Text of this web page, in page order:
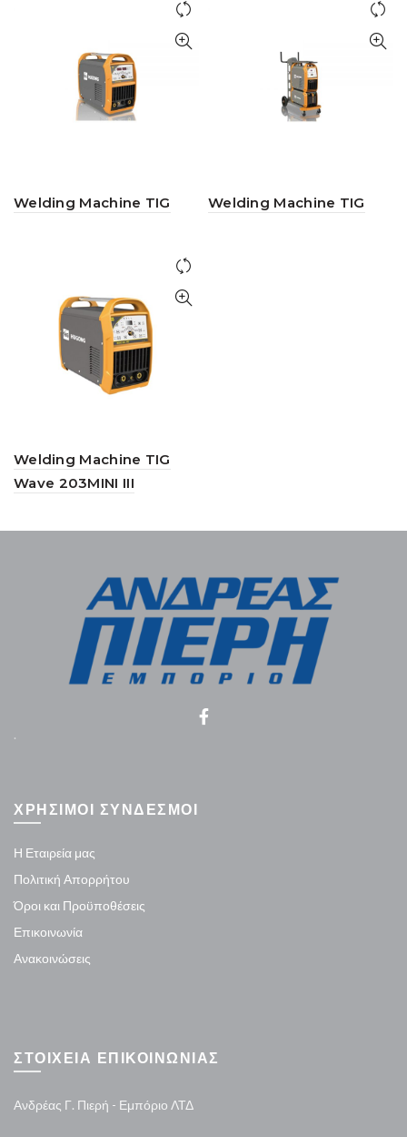
Welding Machine TIG Welding Machine TIG
Welding Machine TIG
Wave 203MINI III
.
ΧΡΗΣΙΜΟΙ ΣΥΝΔΕΣΜΟΙ
Η Εταιρεία μας
Πολιτική Απορρήτου
Όροι και Προϋποθέσεις
Επικοινωνία
Ανακοινώσεις
ΣΤΟΙΧΕΙΑ ΕΠΙΚΟΙΝΩΝΙΑΣ
Ανδρέας Γ. Πιερή - Εμπόριο ΛΤΔ